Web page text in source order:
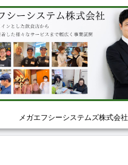
メガエフシーシステムズ株式会社